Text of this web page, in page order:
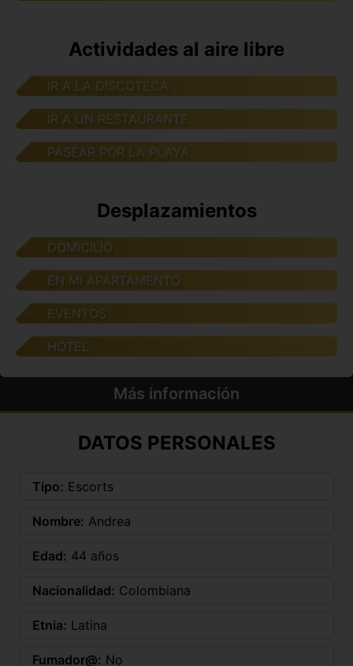
Actividades al aire libre
IR A LA DISCOTECA
IR A UN RESTAURANTE
PASEAR POR LA PLAYA
Desplazamientos
DOMICILIO
EN MI APARTAMENTO
EVENTOS
HOTEL
Más información
DATOS PERSONALES
Tipo: Escorts
Nombre: Andrea
Edad: 44 años
Nacionalidad: Colombiana
Etnia: Latina
Fumador@: No